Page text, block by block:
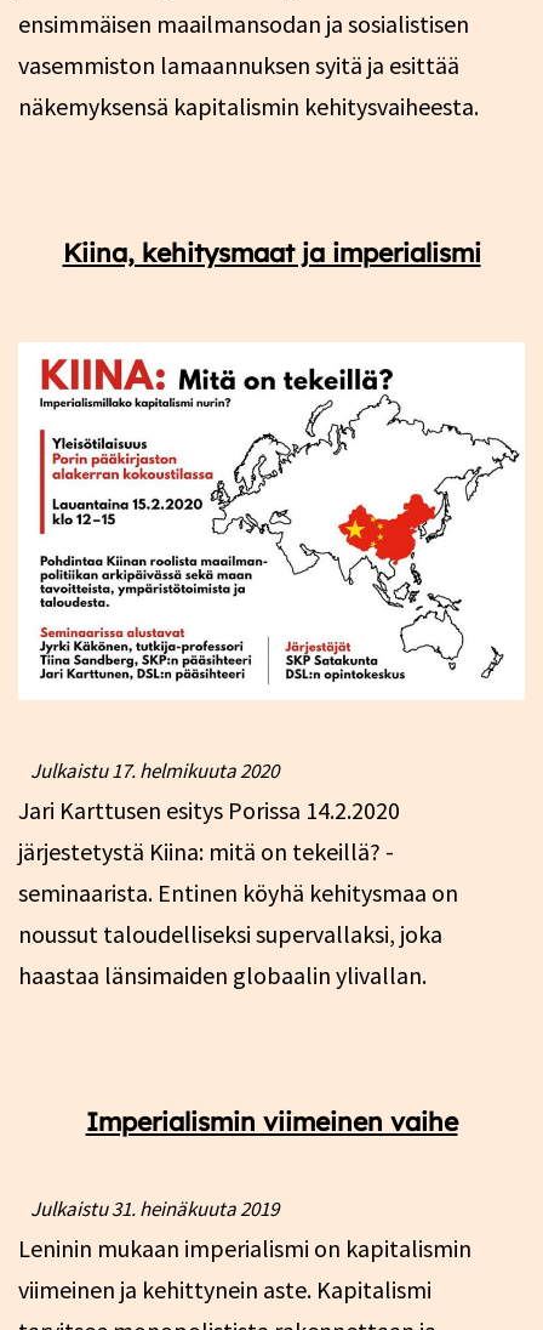
ensimmäisen maailmansodan ja sosialistisen
vasemmiston lamaannuksen syitä ja esittää
näkemyksensä kapitalismin kehitysvaiheesta.
Kiina, kehitysmaat ja imperialismi
Julkaistu17. helmikuuta 2020
Jari Karttusen esitys Porissa 14.2.2020
järjestetystä Kiina: mitä on tekeillä? -
seminaarista. Entinen köyhä kehitysmaa on
noussut taloudelliseksi supervallaksi, joka
haastaa länsimaiden globaalin ylivallan.
Imperialismin viimeinen vaihe
Julkaistu31. heinäkuuta 2019
Leninin mukaan imperialismi on kapitalismin
viimeinen ja kehittynein aste. Kapitalismi